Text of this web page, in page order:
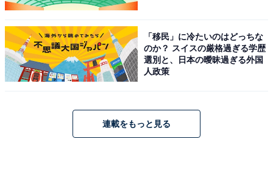
「移民」に冷たいのはどっちな
のか？ スイスの厳格過ぎる学歴
選別と、日本の曖昧過ぎる外国
人政策
連載をもっと見る